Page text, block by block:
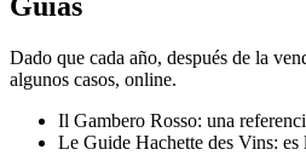
Guías
Dado que cada año, después de la
algunos casos, online.
Il Gambero Rosso: una
Le Guide Hachette des Vins: